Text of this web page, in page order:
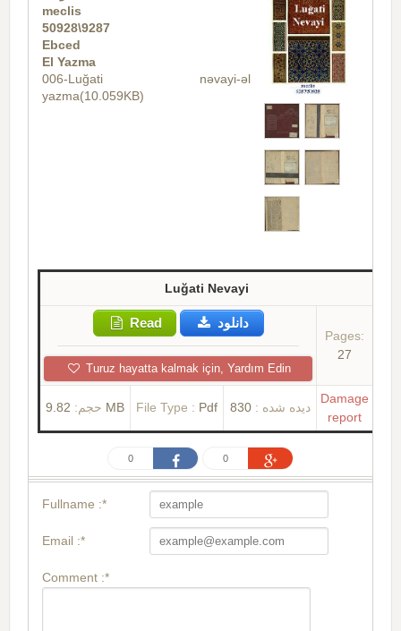
meclis
50928\9287
Ebced
El Yazma
006-Luğati nəvayi-əl
yazma(10.059KB)
Luğati Nevayi
Read دانلود
Turuz hayatta kalmak için, Yardım Edin
Pages:
27
حجم: 9.82 MB File Type : Pdf دیده شده :830
Damage
report
0 0
Fullname :*
Email :*
Comment :*